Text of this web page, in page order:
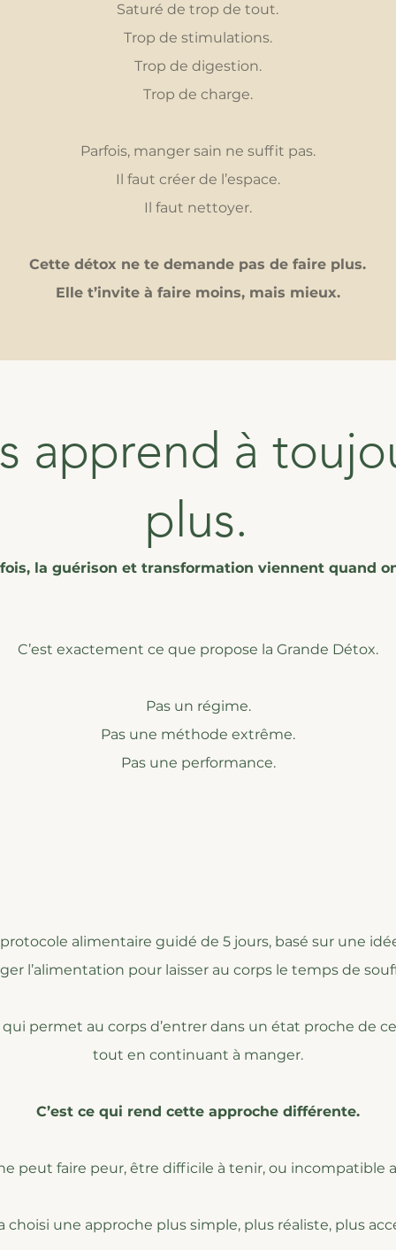
Saturé de trop de tout.
Trop de stimulations.
Trop de digestion.
Trop de charge.
Parfois, manger sain ne suffit pas.
Il faut créer de l’espace.
Il faut nettoyer.
Cette détox ne te demande pas de faire plus.
Elle t’invite à faire moins, mais mieux.
apprend à
plus.
la guérison et transformation viennent quand
C’est exactement ce que propose la Grande Détox.
Pas un régime.
Pas une méthode extrême.
Pas une performance.
alimentaire guidé de 5 jours, basé sur une
l’alimentation pour laisser au corps le temps de
permet au corps d’entrer dans un état proche de
tout en continuant à manger.
C’est ce qui rend cette approche différente.
peut faire peur, être difficile à tenir, ou incompatible
choisi une approche plus simple, plus réaliste, plus